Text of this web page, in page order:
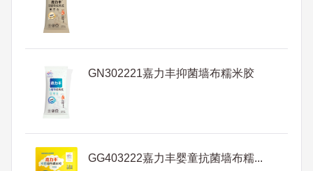
GN302221嘉力丰抑菌墙布糯米胶
GG403222嘉力丰婴童抗菌墙布糯...